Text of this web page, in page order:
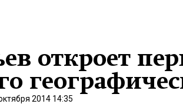
откроет
2014 14:35